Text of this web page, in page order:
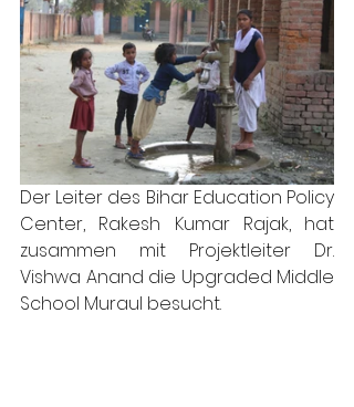
Der Leiter des Bihar Education Policy
Center, Rakesh Kumar Rajak, hat
zusammen mit Projektleiter Dr.
Vishwa Anand die Upgraded Middle
School Muraul besucht.